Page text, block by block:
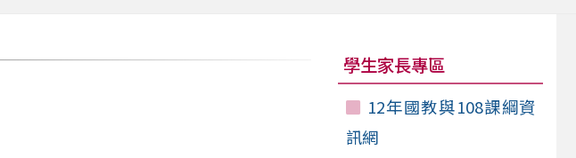
學生家長專區
12年國教與108課綱資
訊網